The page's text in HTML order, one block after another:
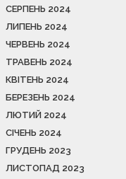
СЕРПЕНЬ 2024
ЛИПЕНЬ 2024
ЧЕРВЕНЬ 2024
ТРАВЕНЬ 2024
КВІТЕНЬ 2024
БЕРЕЗЕНЬ 2024
ЛЮТИЙ 2024
СІЧЕНЬ 2024
ГРУДЕНЬ 2023
ЛИСТОПАД 2023